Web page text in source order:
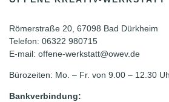
Römerstraße 20, 67098 Bad Dürkheim
Telefon: 06322 980715
E-mail: offene-werkstatt@owev.de
Bürozeiten: Mo. – Fr. von 9.00 – 12.30
Bankverbindung: